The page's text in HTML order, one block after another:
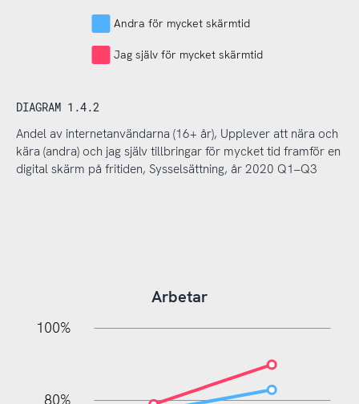
Andra för mycket skärmtid
Jag själv för mycket skärmtid
DIAGRAM 1.4.2
Andel av internetanvändarna (16+ år), Upplever att nära och
kära (andra) och jag själv tillbringar för mycket tid framför en
digital skärm på fritiden, Sysselsättning, år 2020 Q1–Q3
Arbetar
100%
80%